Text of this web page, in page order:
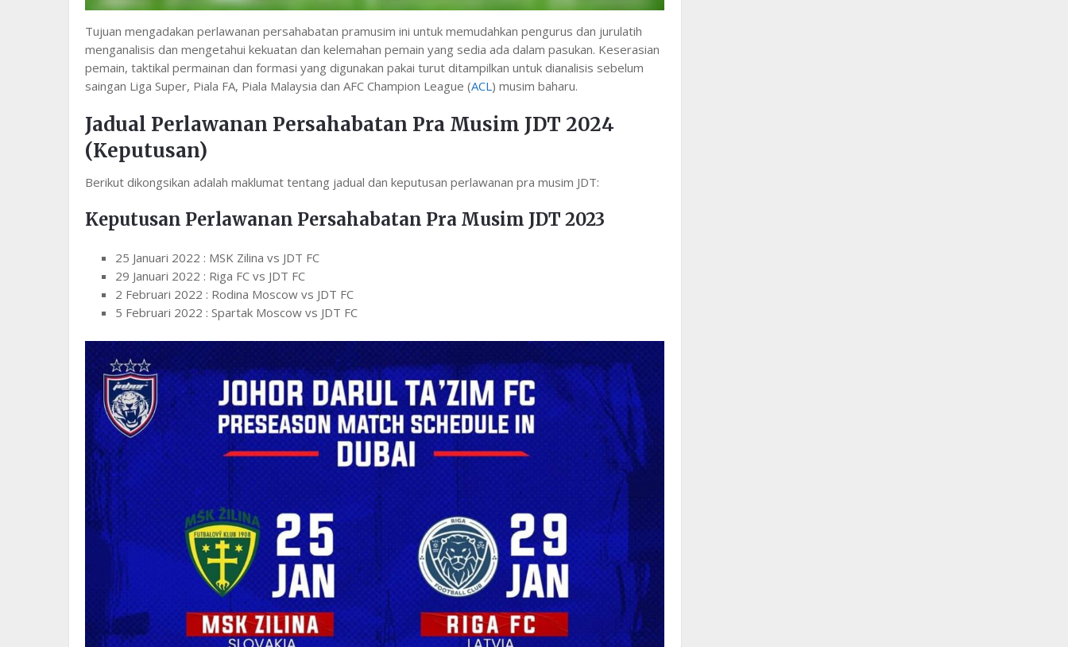
Tujuan mengadakan perlawanan persahabatan pramusim ini untuk memudahkan pengurus dan jurulatih
menganalisis dan mengetahui kekuatan dan kelemahan pemain yang sedia ada dalam pasukan. Keserasian
pemain, taktikal permainan dan formasi yang digunakan pakai turut ditampilkan untuk dianalisis sebelum
saingan Liga Super, Piala FA, Piala Malaysia dan AFC Champion League (ACL ) musim baharu.
Jadual Perlawanan Persahabatan Pra Musim JDT 2024
(Keputusan)
Berikut dikongsikan adalah maklumat tentang jadual dan keputusan perlawanan pra musim JDT:
Keputusan Perlawanan Persahabatan Pra Musim JDT 2023
25 Januari 2022 : MSK Zilina vs JDT FC
29 Januari 2022 : Riga FC vs JDT FC
2 Februari 2022 : Rodina Moscow vs JDT FC
5 Februari 2022 : Spartak Moscow vs JDT FC